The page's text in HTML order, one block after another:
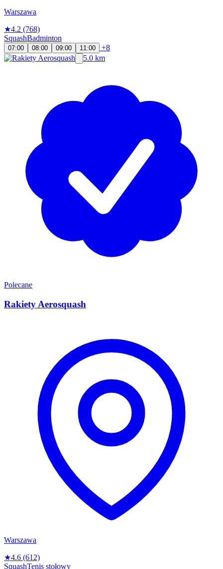
Warszawa
★4.2 (768)
SquashBadminton
07:00 08:00 09:00 11:00
+8
5.0 km
Polecane
Rakiety Aerosquash
Warszawa
★4.6 (612)
SquashTenis stołowy